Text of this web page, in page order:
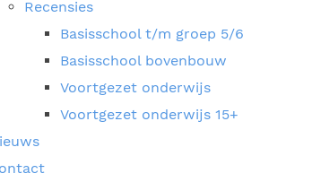
Recensies
Basisschool t/m groep 5/6
Basisschool bovenbouw
Voortgezet onderwijs
Voortgezet onderwijs 15+